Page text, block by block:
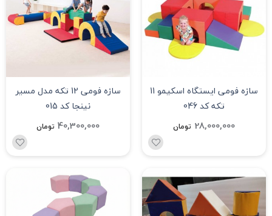
سازه فومی ایستگاه اسکیمو 11
تکه کد 046
28,000,000 تومان
سازه فومی 12 تکه مدل مسیر
نینجا کد 015
40,300,000 تومان